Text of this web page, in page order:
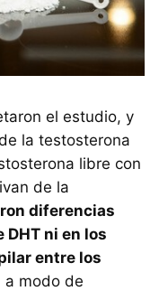
el estudio, y
la testosterona
libre con
de la
diferencias
ni en los
entre los
a modo de